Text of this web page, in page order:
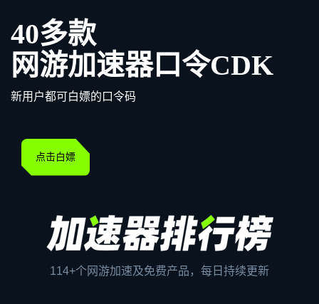
40多款
网游加速器口令CDK
新用户都可白嫖的口令码
点击白嫖
114+个网游加速及免费产品，每日持续更新